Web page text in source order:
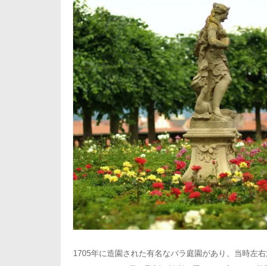
1705年に造園された有名なバラ庭園があり、当時左